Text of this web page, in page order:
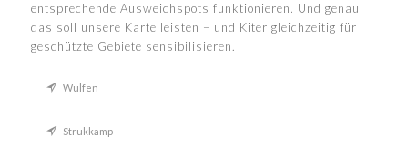
entsprechende Ausweichspots funktionieren. Und genau
das soll unsere Karte leisten – und Kiter gleichzeitig für
geschützte Gebiete sensibilisieren.
Wulfen
Strukkamp